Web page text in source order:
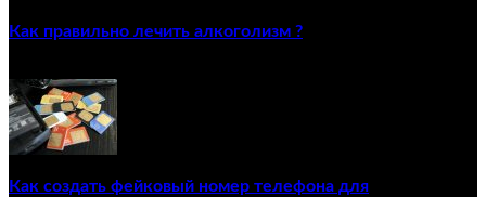
Как правильно лечить алкоголизм ?
Как создать фейковый номер телефона для